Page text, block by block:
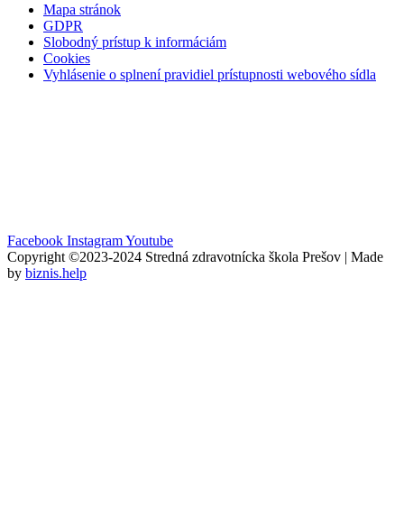
Mapa stránok
GDPR
Slobodný prístup k informáciám
Cookies
Vyhlásenie o splnení pravidiel prístupnosti webového sídla
Facebook InstagramYoutube
Copyright ©2023-2024 Stredná zdravotnícka škola Prešov | Made
by biznis.help